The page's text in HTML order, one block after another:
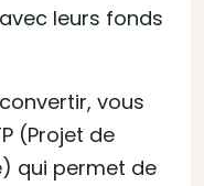
leurs fonds
vous
(Projet de
qui permet de